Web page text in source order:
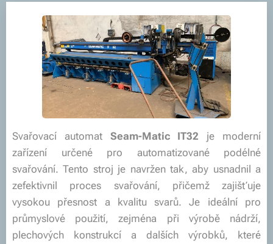
Svařovací automat Seam-Matic IT32 je moderní
zařízení určené pro automatizované podélné
svařování. Tento stroj je navržen tak, aby usnadnil a
zefektivnil proces svařování, přičemž zajišťuje
vysokou přesnost a kvalitu svarů. Je ideální pro
průmyslové použití, zejména při výrobě nádrží,
plechových konstrukcí a dalších výrobků, které